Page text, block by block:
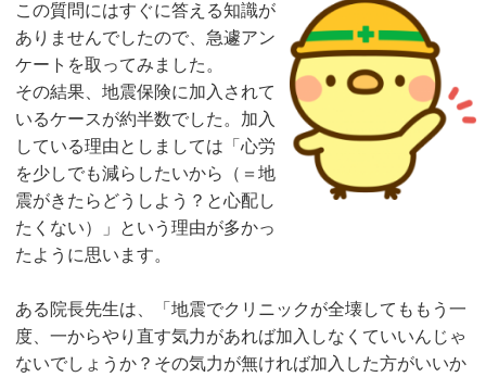
この質問にはすぐに答える知識が
ありませんでしたので、急遽アン
ケートを取ってみました。
その結果、地震保険に加入されて
いるケースが約半数でした。加入
している理由としましては「心労
を少しでも減らしたいから（＝地
震がきたらどうしよう？と心配し
たくない）」という理由が多かっ
たように思います。
ある院長先生は、「地震でクリニックが全壊してももう一
度、一からやり直す気力があれば加入しなくていいんじゃ
ないでしょうか？その気力が無ければ加入した方がいいか